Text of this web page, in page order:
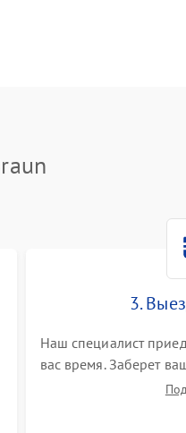
3.
Наш специалист
вас время. Заберет
привезет на склад для